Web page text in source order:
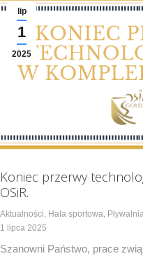
lip
1
2025
Koniec przerwy
OSiR.
Aktualności, Hala sportowa,
1 lipca 2025
Szanowni Państwo, prace